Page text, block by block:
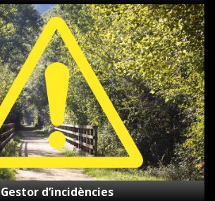
Gestor d’incidències